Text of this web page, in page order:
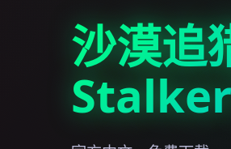
沙漠追
Stalker